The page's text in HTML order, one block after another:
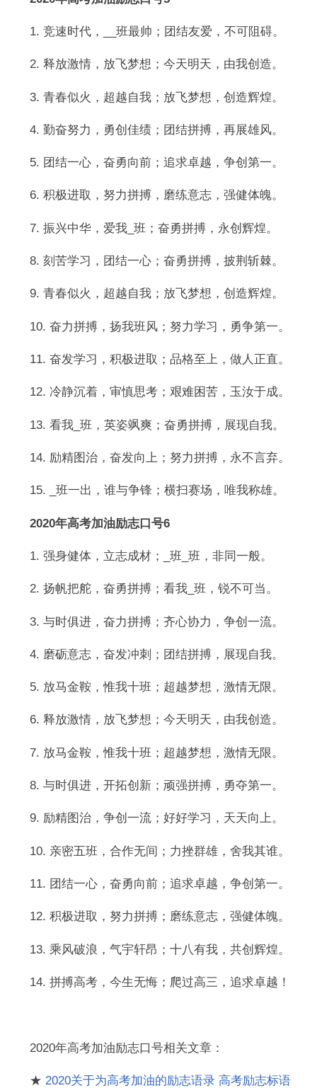
1. 竞速时代，__班最帅；团结友爱，不可阻碍。
2. 释放激情，放飞梦想；今天明天，由我创造。
3. 青春似火，超越自我；放飞梦想，创造辉煌。
4. 勤奋努力，勇创佳绩；团结拼搏，再展雄风。
5. 团结一心，奋勇向前；追求卓越，争创第一。
6. 积极进取，努力拼搏，磨练意志，强健体魄。
7. 振兴中华，爱我_班；奋勇拼搏，永创辉煌。
8. 刻苦学习，团结一心；奋勇拼搏，披荆斩棘。
9. 青春似火，超越自我；放飞梦想，创造辉煌。
10. 奋力拼搏，扬我班风；努力学习，勇争第一。
11. 奋发学习，积极进取；品格至上，做人正直。
12. 冷静沉着，审慎思考；艰难困苦，玉汝于成。
13. 看我_班，英姿飒爽；奋勇拼搏，展现自我。
14. 励精图治，奋发向上；努力拼搏，永不言弃。
15. _班一出，谁与争锋；横扫赛场，唯我称雄。
2020年高考加油励志口号6
1. 强身健体，立志成材；_班_班，非同一般。
2. 扬帆把舵，奋勇拼搏；看我_班，锐不可当。
3. 与时俱进，奋力拼搏；齐心协力，争创一流。
4. 磨砺意志，奋发冲刺；团结拼搏，展现自我。
5. 放马金鞍，惟我十班；超越梦想，激情无限。
6. 释放激情，放飞梦想；今天明天，由我创造。
7. 放马金鞍，惟我十班；超越梦想，激情无限。
8. 与时俱进，开拓创新；顽强拼搏，勇夺第一。
9. 励精图治，争创一流；好好学习，天天向上。
10. 亲密五班，合作无间；力挫群雄，舍我其谁。
11. 团结一心，奋勇向前；追求卓越，争创第一。
12. 积极进取，努力拼搏；磨练意志，强健体魄。
13. 乘风破浪，气宇轩昂；十八有我，共创辉煌。
14. 拼搏高考，今生无悔；爬过高三，追求卓越！
2020年高考加油励志口号相关文章：
★ 2020关于为高考加油的励志语录 高考励志标语